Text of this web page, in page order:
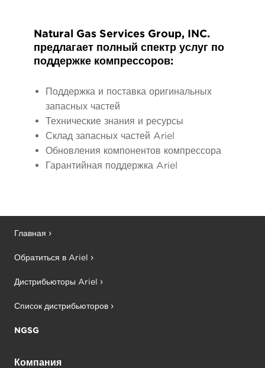
Natural Gas Services Group, INC.
предлагает полный спектр услуг по
поддержке компрессоров:
Поддержка и поставка оригинальных
запасных частей
Технические знания и ресурсы
Склад запасных частей Ariel
Обновления компонентов компрессора
Гарантийная поддержка Ariel
Главная
Обратиться в Ariel
Дистрибьюторы Ariel
Список дистрибьюторов
NGSG
Компания